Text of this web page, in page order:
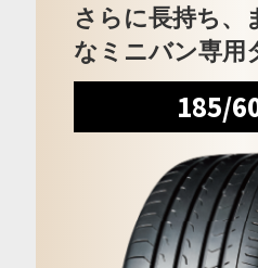
さらに長持ち、
なミニバン専用
185/